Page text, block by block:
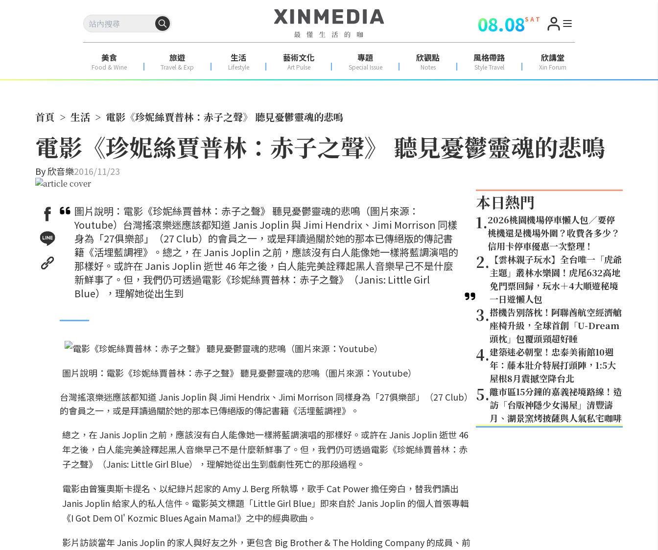
08.08S A T
美食
Food & Wine
旅遊
Travel & Exp
生活
Lifestyle
藝術文化
Art Pulse
專題
Special Issue
欣觀點
Notes
風格帶路
Style Travel
欣講堂
Xin Forum
首頁 > 生活 > 電影《珍妮絲賈普林：赤子之聲》 聽見憂鬱靈魂的悲鳴
電影《珍妮絲賈普林：赤子之聲》 聽見憂鬱靈魂的悲鳴
By欣音樂2016/11/23
圖片說明：電影《珍妮絲賈普林：赤子之聲》 聽見憂鬱靈魂的悲鳴（圖片來源：
Youtube）台灣搖滾樂迷應該都知道 Janis Joplin 與 Jimi Hendrix、Jimi Morrison 同樣
身為「27俱樂部」（27 Club）的會員之一，或是拜讀過關於她的那本已傳絕版的傳記書
籍《活埋藍調裡》。總之，在 Janis Joplin 之前，應該沒有白人能像她一樣將藍調演唱的
那樣好。或許在 Janis Joplin 逝世 46 年之後，白人能完美詮釋起黑人音樂早己不是什麼
新鮮事了。但，我們仍可透過電影《珍妮絲賈普林：赤子之聲》（Janis: Little Girl
Blue），理解她從出生到
圖片說明：電影《珍妮絲賈普林：赤子之聲》 聽見憂鬱靈魂的悲鳴（圖片來源：Youtube）
台灣搖滾樂迷應該都知道 Janis Joplin 與 Jimi Hendrix、Jimi Morrison 同樣身為「27俱樂部」（27 Club）
的會員之一，或是拜讀過關於她的那本已傳絕版的傳記書籍《活埋藍調裡》。
總之，在 Janis Joplin 之前，應該沒有白人能像她一樣將藍調演唱的那樣好。或許在 Janis Joplin 逝世 46
年之後，白人能完美詮釋起黑人音樂早己不是什麼新鮮事了。但，我們仍可透過電影《珍妮絲賈普林：赤
子之聲》（Janis: Little Girl Blue），理解她從出生到戲劇性死亡的那段過程。
電影由曾獲奧斯卡提名、以紀錄片起家的 Amy J. Berg 所執導，歌手 Cat Power 擔任旁白，替我們讀出
Janis Joplin 給家人的私人信件。電影英文標題「Little Girl Blue」即來自於 Janis Joplin 的個人首張專輯
《I Got Dem Ol' Kozmic Blues Again Mama!》之中的經典歌曲。
影片訪談當年 Janis Joplin 的家人與好友之外，更包含 Big Brother & The Holding Company 的成員、前
本日熱門
1.2026桃園機場停車懶人包／要停
桃機還是機場外圍？收費各多少？
信用卡停車優惠一次整理！
2. 【雲林親子玩水】全台唯一「虎爺
主題」叢林水樂園！虎尾632高地
免門票回歸，玩水＋4大順遊秘境
一日遊懶人包
3.搭機告別落枕！阿聯酋航空經濟艙
座椅升級，全球首創「U-Dream
頭枕」包覆頭頸超好睡
4.建築迷必朝聖！忠泰美術館10週
年：藤本壯介特展打頭陣，1:5大
屋根8月震撼空降台北
5.離市區15分鐘的嘉義祕境路線！造
訪「台版神隱少女湯屋」清豐濤
月、湖景窯烤披薩與人氣私宅咖啡